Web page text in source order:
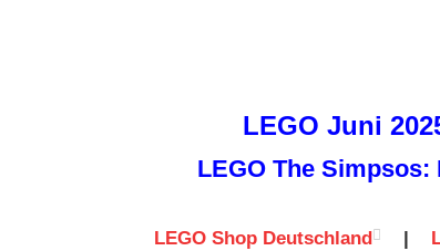
LEGO Juni
LEGO The
LEGO Shop Deutschland